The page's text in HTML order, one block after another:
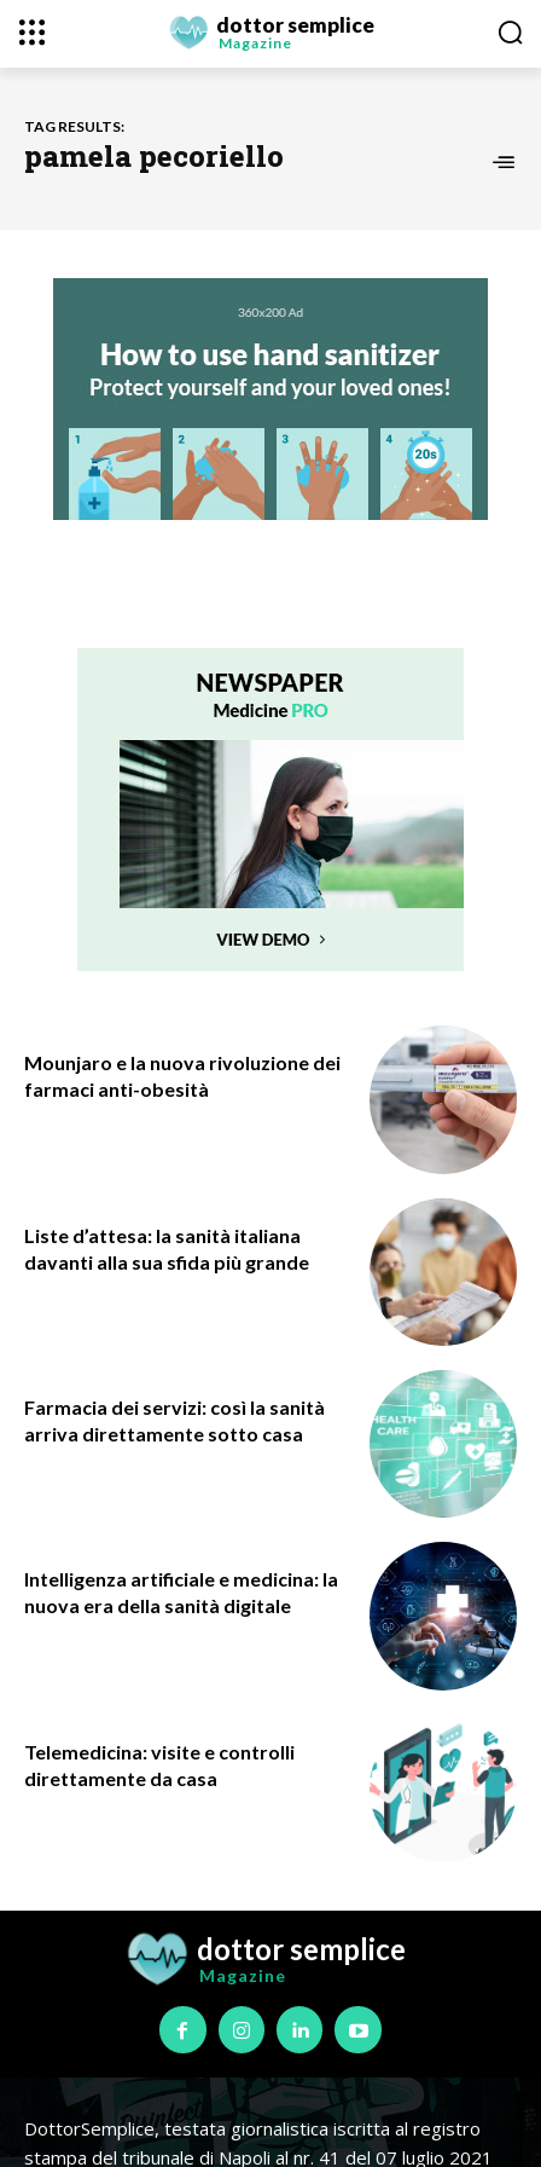
dottor semplice
Magazine
TAG RESULTS:
pamela pecoriello
Mounjaro e la nuova rivoluzione dei
farmaci anti-obesità
Liste d’attesa: la sanità italiana
davanti alla sua sfida più grande
Farmacia dei servizi: così la sanità
arriva direttamente sotto casa
Intelligenza artificiale e medicina: la
nuova era della sanità digitale
Telemedicina: visite e controlli
direttamente da casa
dottor semplice
Magazine
DottorSemplice, testata giornalistica iscritta al registro
stampa del tribunale di Napoli al nr. 41 del 07 luglio 2021